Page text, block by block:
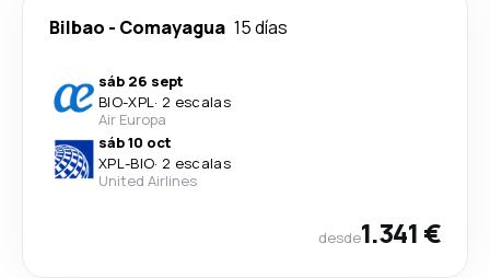
Bilbao - Comayagua 15 días
sáb 26 sept
BIO-XPL· 2 escalas
Air Europa
sáb 10 oct
XPL-BIO· 2 escalas
United Airlines
desde1.341 €